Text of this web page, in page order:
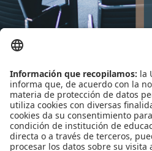
Leído3309TiempoÚltima modificación